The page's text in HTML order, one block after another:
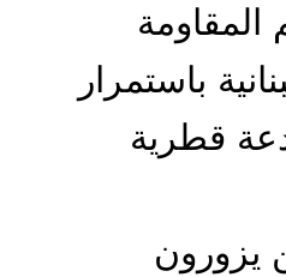
المقاومة
باستمرار
قطرية
يزورون